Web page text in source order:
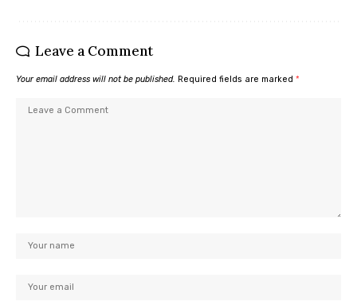
Leave a Comment
Your email address will not be published. Required fields are marked *